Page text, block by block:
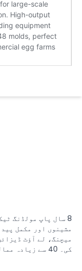
8 سال پاپ مولڈنگ
مشینوں اور مکمل
میچنگ، لے آؤٹ
کی۔ 40 سے زیادہ ممالک کی پیکجنگ کمپنیوں کی خدمت کی۔